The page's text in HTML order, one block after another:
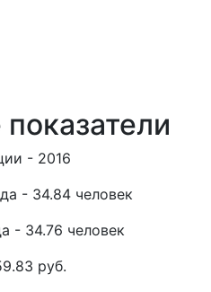
- 2016
- 34.84 человек
- 34.76 человек
руб.